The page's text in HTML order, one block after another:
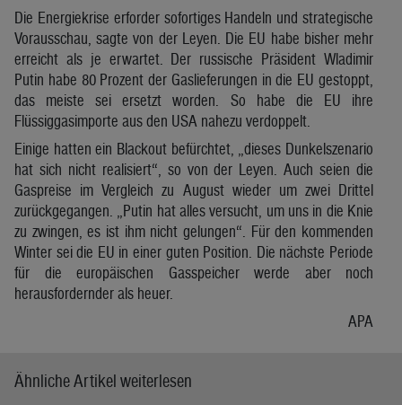
Die Energiekrise erforder sofortiges Handeln und strategische
Vorausschau, sagte von der Leyen. Die EU habe bisher mehr
erreicht als je erwartet. Der russische Präsident Wladimir
Putin habe 80 Prozent der Gaslieferungen in die EU gestoppt,
das meiste sei ersetzt worden. So habe die EU ihre
Flüssiggasimporte aus den USA nahezu verdoppelt.
Einige hatten ein Blackout befürchtet, „dieses Dunkelszenario
hat sich nicht realisiert“, so von der Leyen. Auch seien die
Gaspreise im Vergleich zu August wieder um zwei Drittel
zurückgegangen. „Putin hat alles versucht, um uns in die Knie
zu zwingen, es ist ihm nicht gelungen“. Für den kommenden
Winter sei die EU in einer guten Position. Die nächste Periode
für die europäischen Gasspeicher werde aber noch
herausfordernder als heuer.
APA
Ähnliche Artikel weiterlesen